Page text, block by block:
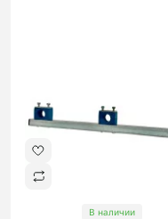
В наличии